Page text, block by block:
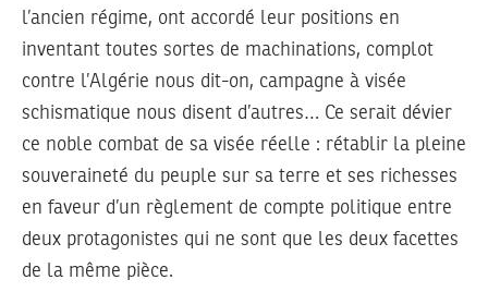
l’ancien régime, ont accordé leur positions en
inventant toutes sortes de machinations, complot
contre l’Algérie nous dit-on, campagne à visée
schismatique nous disent d’autres… Ce serait dévier
ce noble combat de sa visée réelle : rétablir la pleine
souveraineté du peuple sur sa terre et ses richesses
en faveur d’un règlement de compte politique entre
deux protagonistes qui ne sont que les deux facettes
de la même pièce.